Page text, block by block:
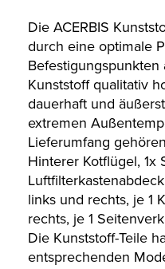
Die ACERBIS
durch eine optimale
Befestigungspunkten
Kunststoff qualitativ
dauerhaft und
extremen
Lieferumfang
Hinterer Kotflügel, 1x
links und rechts, je 1
rechts, je 1
Die Kunststoff-Teile
entsprechenden